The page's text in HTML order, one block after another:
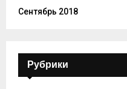
Сентябрь 2018
Рубрики